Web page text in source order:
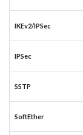
IKEv2/IPSec
IPSec
SSTP
SoftEther